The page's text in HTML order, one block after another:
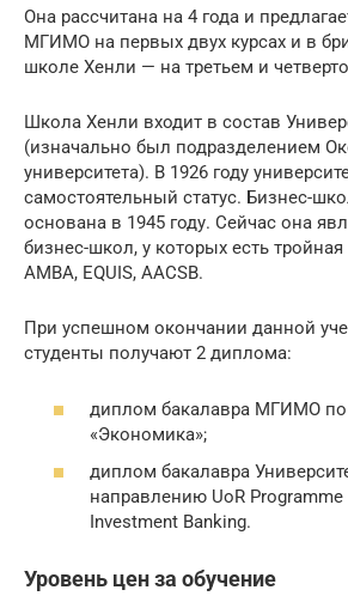
Она рассчитана на 4 года и
МГИМО на первых двух курсах и в
школе Хенли — на третьем и
Школа Хенли входит в состав
(изначально был подразделением
университета). В 1926 году
самостоятельный статус. Бизнес-
основана в 1945 году. Сейчас она
бизнес-школ, у которых есть
AMBA, EQUIS, AACSB.
При успешном окончании данной
студенты получают 2 диплома:
диплом бакалавра МГИМО
«Экономика»;
диплом бакалавра
направлению UoR Programme
Investment Banking.
Уровень цен за обучение